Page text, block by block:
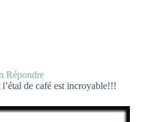
Répondre
de café est incroyable!!!